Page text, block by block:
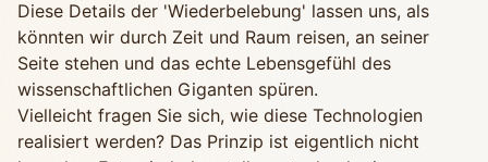
Diese Details der 'Wiederbelebung' lassen uns, als
könnten wir durch Zeit und Raum reisen, an seiner
Seite stehen und das echte Lebensgefühl des
wissenschaftlichen Giganten spüren.
Vielleicht fragen Sie sich, wie diese Technologien
realisiert werden? Das Prinzip ist eigentlich nicht